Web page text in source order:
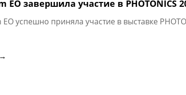
EO завершила участие в PHOTONICS
EO успешно приняла участие в выставке